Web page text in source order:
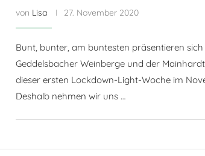
von Lisa 27. November 2020
Bunt, bunter, am buntesten präsentieren sich
Geddelsbacher Weinberge und der
dieser ersten Lockdown-Light-Woche im
Deshalb nehmen wir uns …